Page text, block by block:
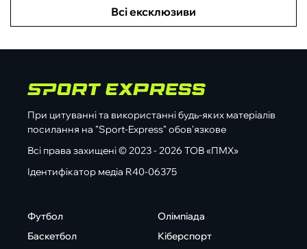
Всі ексклюзиви
При цитуванні та використанні будь-яких матеріалів
посилання на "Sport-Express" обов'язкове
Всі права захищені © 2023 - 2026 ТОВ «ПМХ»
Ідентифікатор медіа R40-06375
Футбол
Баскетбол
Олімпіада
Кіберспорт